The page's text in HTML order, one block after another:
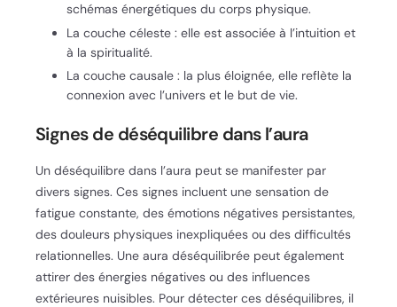
schémas énergétiques du corps physique.
La couche céleste : elle est associée à l’intuition et
à la spiritualité.
La couche causale : la plus éloignée, elle reflète la
connexion avec l’univers et le but de vie.
Signes de déséquilibre dans l’aura
Un déséquilibre dans l’aura peut se manifester par
divers signes. Ces signes incluent une sensation de
fatigue constante, des émotions négatives persistantes,
des douleurs physiques inexpliquées ou des difficultés
relationnelles. Une aura déséquilibrée peut également
attirer des énergies négatives ou des influences
extérieures nuisibles. Pour détecter ces déséquilibres, il